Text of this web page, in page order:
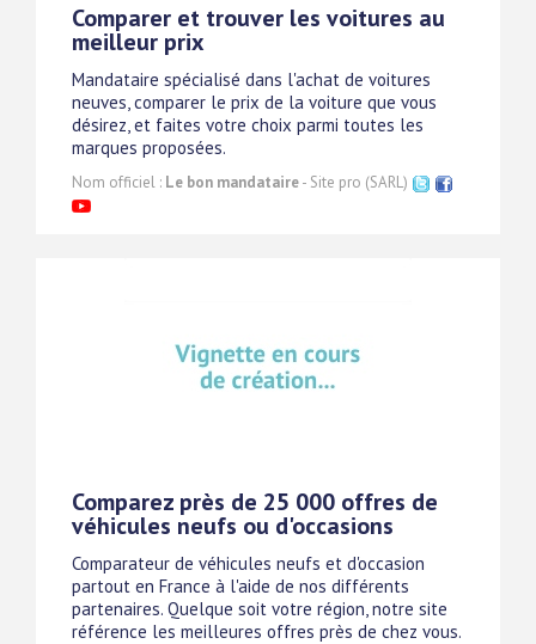
Comparer et trouver les voitures au
meilleur prix
Mandataire spécialisé dans l'achat de voitures
neuves, comparer le prix de la voiture que vous
désirez, et faites votre choix parmi toutes les
marques proposées.
Nom officiel : Le bon mandataire- Site pro (SARL)
Comparez près de 25 000 offres de
véhicules neufs ou d'occasions
Comparateur de véhicules neufs et d'occasion
partout en France à l'aide de nos différents
partenaires. Quelque soit votre région, notre site
référence les meilleures offres près de chez vous.